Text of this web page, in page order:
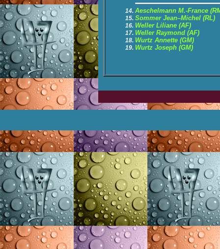
Aeschelmann M.-France
Sommer Jean–Michel (RL)
Weller Liliane (AF)
Weller Raymond (AF)
Wurtz Annette (GM)
Wurtz Joseph (GM)